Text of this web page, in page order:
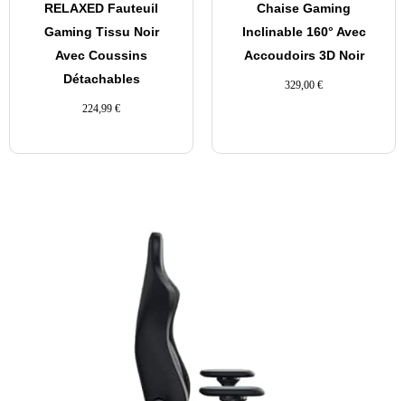
RELAXED Fauteuil
Gaming Tissu Noir
Avec Coussins
Détachables
224,99 €
Chaise Gaming
Inclinable 160° Avec
Accoudoirs 3D Noir
329,00 €